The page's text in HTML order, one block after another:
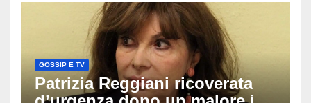
GOSSIP E TV
Patrizia Reggiani ricoverata